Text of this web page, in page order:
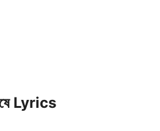
Lyrics